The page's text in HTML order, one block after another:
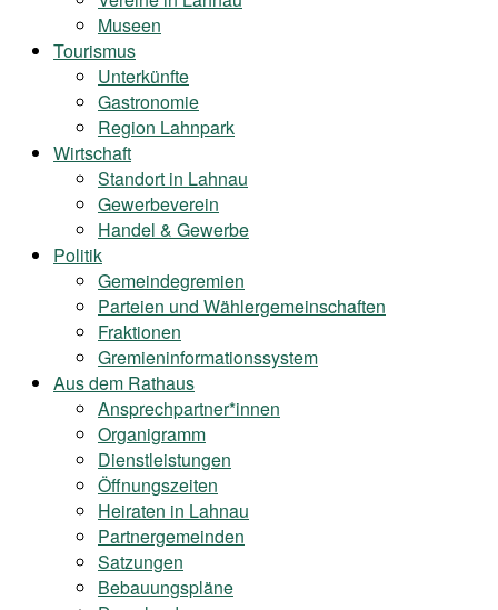
Museen
Tourismus
Unterkünfte
Gastronomie
Region Lahnpark
Wirtschaft
Standort in Lahnau
Gewerbeverein
Handel & Gewerbe
Politik
Gemeindegremien
Parteien und Wählergemeinschaften
Fraktionen
Gremieninformationssystem
Aus dem Rathaus
Ansprechpartner*innen
Organigramm
Dienstleistungen
Öffnungszeiten
Heiraten in Lahnau
Partnergemeinden
Satzungen
Bebauungspläne